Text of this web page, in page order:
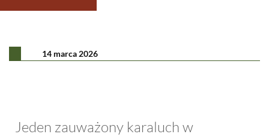
14 marca 2026
Jeden zauważony karaluch w